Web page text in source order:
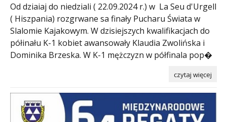
Od dziaiaj do niedziali ( 22.09.2024 r.) w La Seu d'Urgell
( Hiszpania) rozgrwane sa finały Pucharu Świata w
Slalomie Kajakowym. W dzisiejszych kwalifikacjach do
półinału K-1 kobiet awansowały Klaudia Zwolińska i
Dominika Brzeska. W K-1 mężczyzn w półfinala pop�
czytaj więcej